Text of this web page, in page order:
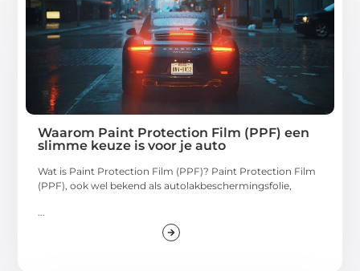
Waarom Paint Protection Film (PPF) een
slimme keuze is voor je auto
Wat is Paint Protection Film (PPF)? Paint Protection Film
(PPF), ook wel bekend als autolakbeschermingsfolie,